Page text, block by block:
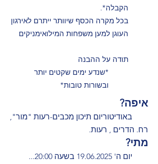
הקבלה*.
בכל מקרה הכסף שיוותר ייתרם לאירגון
העוגן למען משפחות המילואימניקים
תודה על ההבנה
*שנדע ימים שקטים יותר
ובשורות טובות*
איפה?
באודיטוריום תיכון מכבים-רעות "מור",
רח. הדרים , רעות.
מתי?
יום ה' 19.06.2025 בשעה 20:00...